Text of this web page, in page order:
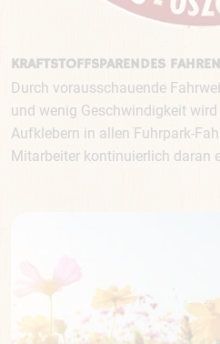
KRAFTSTOFFSPARENDES FAHREN
Durch vorausschauende
und wenig Geschwindigkeit
Aufklebern in allen Fuhrpark-
Mitarbeiter kontinuierlich daran